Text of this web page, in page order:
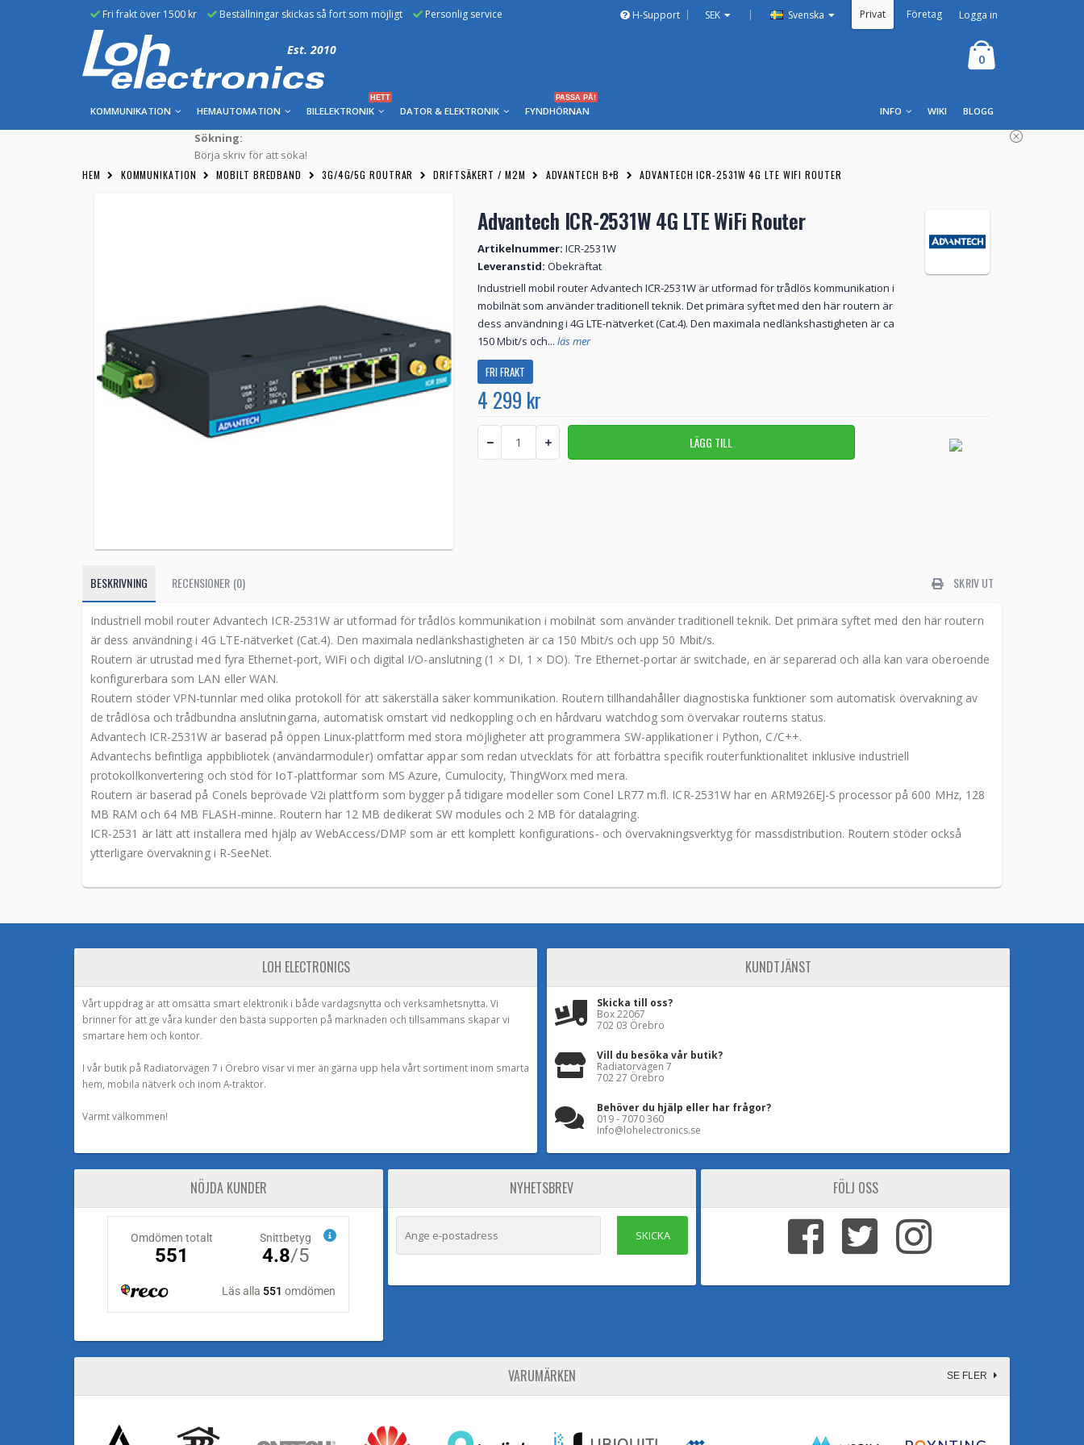
Fri frakt över 1500 kr Beställningar skickas så fort som möjligt Personlig service H-Support SEK | Svenska Privat Företag Logga in
Est. 2010
0
KOMMUNIKATION HEMAUTOMATION BILELEKTRONIK
HETT
DATOR & ELEKTRONIK FYNDHÖRNAN
PASSA PÅ!
BLOGG
WIKI
INFO
Sökning:
Börja skriv för att söka!
HEM KOMMUNIKATION MOBILT BREDBAND 3G/4G/5G ROUTRAR DRIFTSÄKERT / M2M ADVANTECH B+B ADVANTECH ICR-2531W 4G LTE WIFI ROUTER
Advantech ICR-2531W 4G LTE WiFi Router
Artikelnummer: ICR-2531W
Leveranstid: Obekräftat
Industriell mobil router Advantech ICR-2531W är utformad för trådlös kommunikation i
mobilnät som använder traditionell teknik. Det primära syftet med den här routern är
dess användning i 4G LTE-nätverket (Cat.4). Den maximala nedlänkshastigheten är ca
150 Mbit/s och... läs mer
FRI FRAKT
4 299 kr
BESKRIVNING RECENSIONER (0) SKRIV UT
Industriell mobil router Advantech ICR-2531W är utformad för trådlös kommunikation i mobilnät som använder traditionell teknik. Det primära syftet med den här routern
är dess användning i 4G LTE-nätverket (Cat.4). Den maximala nedlänkshastigheten är ca 150 Mbit/s och upp 50 Mbit/s.
Routern är utrustad med fyra Ethernet-port, WiFi och digital I/O-anslutning (1 × DI, 1 × DO). Tre Ethernet-portar är switchade, en är separerad och alla kan vara oberoende
konfigurerbara som LAN eller WAN.
Routern stöder VPN-tunnlar med olika protokoll för att säkerställa säker kommunikation. Routern tillhandahåller diagnostiska funktioner som automatisk övervakning av
de trådlösa och trådbundna anslutningarna, automatisk omstart vid nedkoppling och en hårdvaru watchdog som övervakar routerns status.
Advantech ICR-2531W är baserad på öppen Linux-plattform med stora möjligheter att programmera SW-applikationer i Python, C/C++.
Advantechs befintliga appbibliotek (användarmoduler) omfattar appar som redan utvecklats för att förbättra specifik routerfunktionalitet inklusive industriell
protokollkonvertering och stöd för IoT-plattformar som MS Azure, Cumulocity, ThingWorx med mera.
Routern är baserad på Conels beprövade V2i plattform som bygger på tidigare modeller som Conel LR77 m.fl. ICR-2531W har en ARM926EJ-S processor på 600 MHz, 128
MB RAM och 64 MB FLASH-minne. Routern har 12 MB dedikerat SW modules och 2 MB för datalagring.
ICR-2531 är lätt att installera med hjälp av WebAccess/DMP som är ett komplett konfigurations- och övervakningsverktyg för massdistribution. Routern stöder också
ytterligare övervakning i R-SeeNet.
LOH ELECTRONICS
Vårt uppdrag är att omsätta smart elektronik i både vardagsnytta och verksamhetsnytta. Vi
brinner för att ge våra kunder den bästa supporten på marknaden och tillsammans skapar vi
smartare hem och kontor.
I vår butik på Radiatorvägen 7 i Örebro visar vi mer än gärna upp hela vårt sortiment inom smarta
hem, mobila nätverk och inom A-traktor.
Varmt välkommen!
KUNDTJÄNST
Skicka till oss?
Box 22067
702 03 Örebro
Vill du besöka vår butik?
Radiatorvägen 7
702 27 Örebro
Behöver du hjälp eller har frågor?
019 - 7070 360
Info@lohelectronics.se
NÖJDA KUNDER NYHETSBREV
SKICKA
FÖLJ OSS
VARUMÄRKEN SE FLER